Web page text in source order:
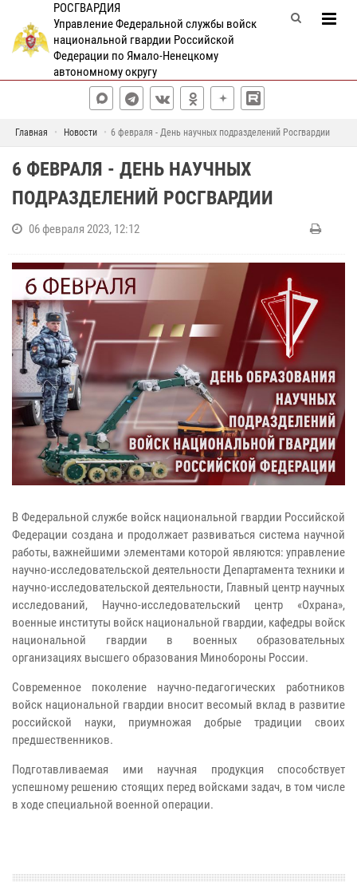
РОСГВАРДИЯ
Управление Федеральной службы войск
национальной гвардии Российской
Федерации по Ямало-Ненецкому
автономному округу
Главная Новости 6 февраля - День научных подразделений Росгвардии
6 ФЕВРАЛЯ - ДЕНЬ НАУЧНЫХ
ПОДРАЗДЕЛЕНИЙ РОСГВАРДИИ
06 февраля 2023, 12:12
В Федеральной службе войск национальной гвардии Российской
Федерации создана и продолжает развиваться система научной
работы, важнейшими элементами которой являются: управление
научно-исследовательской деятельности Департамента техники и
научно-исследовательской деятельности, Главный центр научных
исследований, Научно-исследовательский центр «Охрана»,
военные институты войск национальной гвардии, кафедры войск
национальной гвардии в военных образовательных
организациях высшего образования Минобороны России.
Современное поколение научно-педагогических работников
войск национальной гвардии вносит весомый вклад в развитие
российской науки, приумножая добрые традиции своих
предшественников.
Подготавливаемая ими научная продукция способствует
успешному решению стоящих перед войсками задач, в том числе
в ходе специальной военной операции.